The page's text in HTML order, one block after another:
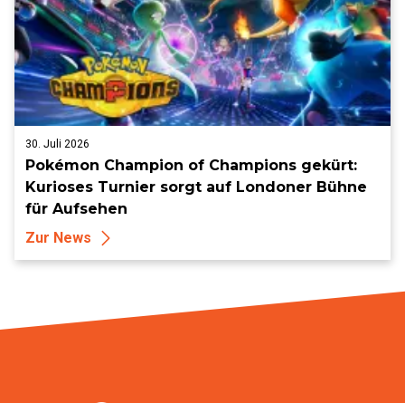
30. Juli 2026
Pokémon Champion of Champions gekürt:
Kurioses Turnier sorgt auf Londoner Bühne
für Aufsehen
Zur News